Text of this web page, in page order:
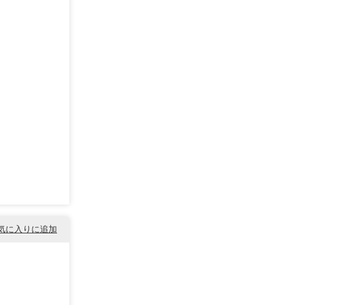
に入りに追加